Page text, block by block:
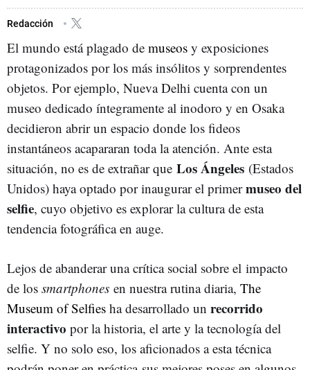
Redacción
El mundo está plagado de museos y exposiciones
protagonizados por los más insólitos y sorprendentes
objetos. Por ejemplo, Nueva Delhi cuenta con un
museo dedicado íntegramente al inodoro y en Osaka
decidieron abrir un espacio donde los fideos
instantáneos acapararan toda la atención. Ante esta
situación, no es de extrañar que Los Ángeles (Estados
Unidos) haya optado por inaugurar el primermuseo del
selfie, cuyo objetivo es explorar la cultura de esta
tendencia fotográfica en auge.
Lejos de abanderar una crítica social sobre el impacto
de los smartphones en nuestra rutina diaria, The
Museum of Selfies ha desarrollado un recorrido
interactivo por la historia, el arte y la tecnología del
selfie. Y no solo eso, los aficionados a esta técnica